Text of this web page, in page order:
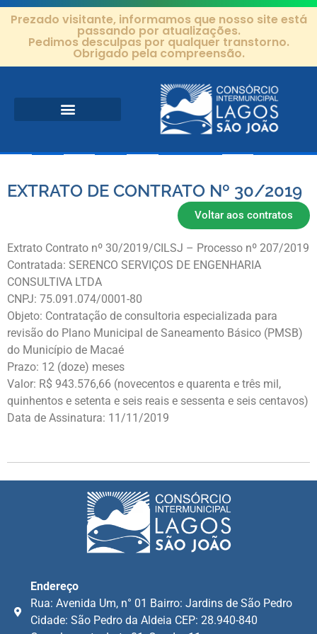
Prezado visitante, informamos que nosso site está
passando por atualizações.
Pedimos desculpas por qualquer transtorno.
Obrigado pela compreensão.
EXTRATO DE CONTRATO Nº 30/2019
Voltar aos contratos
Extrato Contrato nº 30/2019/CILSJ – Processo nº 207/2019
Contratada: SERENCO SERVIÇOS DE ENGENHARIA
CONSULTIVA LTDA
CNPJ: 75.091.074/0001-80
Objeto: Contratação de consultoria especializada para
revisão do Plano Municipal de Saneamento Básico (PMSB)
do Município de Macaé
Prazo: 12 (doze) meses
Valor: R$ 943.576,66 (novecentos e quarenta e três mil,
quinhentos e setenta e seis reais e sessenta e seis centavos)
Data de Assinatura: 11/11/2019
Endereço
Rua: Avenida Um, n° 01 Bairro: Jardins de São Pedro
Cidade: São Pedro da Aldeia CEP: 28.940-840